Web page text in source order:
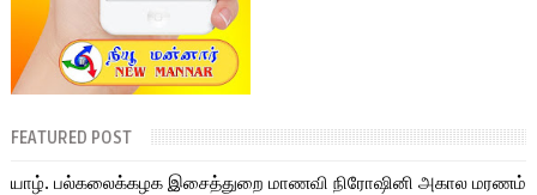
FEATURED POST
யாழ். பல்கலைக்கழக இசைத்துறை மாணவி நிரோஷினி அகால மரணம்